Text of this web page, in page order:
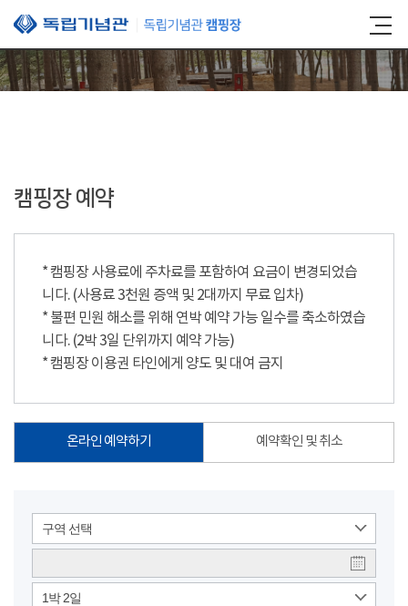
본문 바로가기
캠핑장 예약
* 캠핑장 사용료에 주차료를 포함하여 요금이 변경되었습
니다. (사용료 3천원 증액 및 2대까지 무료 입차)
* 불편 민원 해소를 위해 연박 예약 가능 일수를 축소하였습
니다. (2박 3일 단위까지 예약 가능)
* 캠핑장 이용권 타인에게 양도 및 대여 금지
온라인 예약하기 예약확인 및 취소
구역 선택
1박 2일